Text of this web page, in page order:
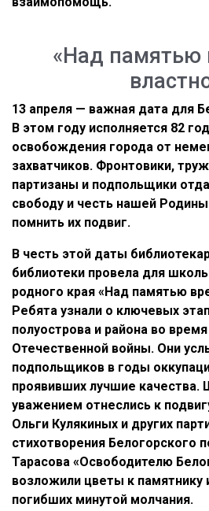
«Над памятью
13 апреля — важная дата для
В этом году исполняется 82
освобождения города от
захватчиков. Фронтовики,
партизаны и подпольщики
свободу и честь нашей
помнить их подвиг.
В честь этой даты
библиотеки провела для
родного края «Над памятью
Ребята узнали о ключевых
полуострова и района во
Отечественной войны. Они
подпольщиков в годы
проявивших лучшие качества.
уважением отнеслись к
Ольги Кулякиных и других
стихотворения Белогорского
Тарасова «Освободителю
возложили цветы к памятнику
погибших минутой молчания.